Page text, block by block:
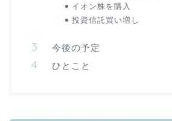
イオン株を購入
投資信託買い増し
今後の予定
ひとこと